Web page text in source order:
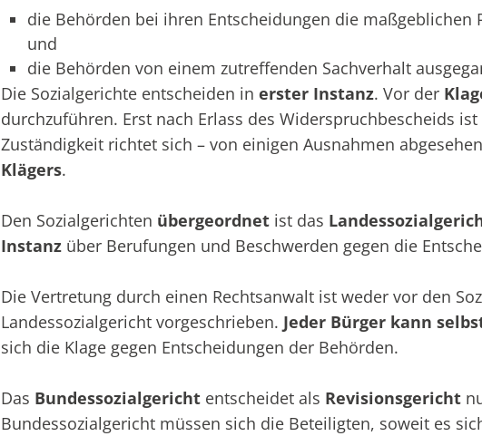
die Behörden bei ihren Entscheidungen die maßgeblichen
und
die Behörden von einem zutreffenden Sachverhalt
Die Sozialgerichte entscheiden in erster Instanz. Vor der
durchzuführen. Erst nach Erlass des Widerspruchbescheids
Zuständigkeit richtet sich – von einigen Ausnahmen
Klägers.
Den Sozialgerichten übergeordnet ist das
Instanz über Berufungen und Beschwerden gegen die
Die Vertretung durch einen Rechtsanwalt ist weder vor den
Landessozialgericht vorgeschrieben. Jeder Bürger kann
sich die Klage gegen Entscheidungen der Behörden.
Das Bundessozialgericht entscheidet als Revisionsgericht
Bundessozialgericht müssen sich die Beteiligten, soweit es